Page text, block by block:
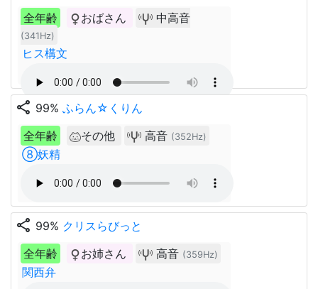
全年齢
おばさん 中高音
(341Hz)
ヒス構文
share 99% ふらん‪☆くりん
全年齢
その他 高音 (352Hz)
⑧妖精
share 99% クリスらびっと
全年齢
お姉さん 高音 (359Hz)
関西弁